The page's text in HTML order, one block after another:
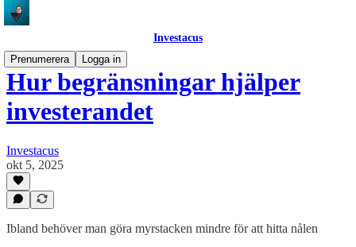
Investacus
Prenumerera
Logga in
Hur begränsningar hjälper
investerandet
Investacus
okt 5, 2025
Ibland behöver man göra myrstacken mindre för att hitta nålen